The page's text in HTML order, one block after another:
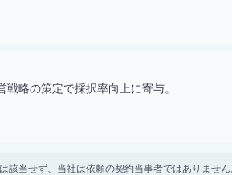
略の策定で採択率向上に寄与。
当せず、当社は依頼の契約当事者ではありませ